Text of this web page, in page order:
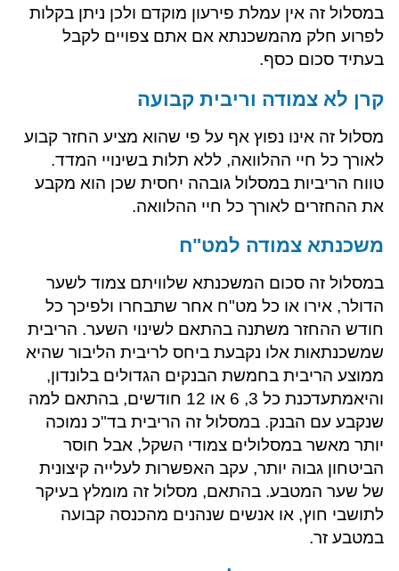
במסלול זה אין עמלת פירעון מוקדם ולכן ניתן בקלות
לפרוע חלק מהמשכנתא אם אתם צפויים לקבל
בעתיד סכום כסף.
​קרן לא צמודה וריבית קבועה
מסלול זה אינו נפוץ אף על פי שהוא מציע החזר קבוע
לאורך כל חיי ההלוואה, ללא תלות בשינויי המדד.
טווח הריביות במסלול גובהה יחסית שכן הוא מקבע
את ההחזרים לאורך כל חיי ההלוואה.
משכנתא צמודה למט"ח
במסלול זה סכום המשכנתא שלוויתם צמוד לשער
הדולר, אירו או כל מט"ח אחר שתבחרו ולפיכך כל
חודש ההחזר משתנה בהתאם לשינוי השער. הריבית
שמשכנתאות אלו נקבעת ביחס לריבית הליבור שהיא
ממוצע הריבית בחמשת הבנקים הגדולים בלונדון,
והיאמתעדכנת כל 3, 6 או 12 חודשים, בהתאם למה
שנקבע עם הבנק. במסלול זה הריבית בד"כ נמוכה
יותר מאשר במסלולים צמודי השקל, אבל חוסר
הביטחון גבוה יותר, עקב האפשרות לעלייה קיצונית
של שער המטבע. בהתאם, מסלול זה מומלץ בעיקר
לתושבי חוץ, או אנשים שנהנים מהכנסה קבועה
במטבע זר.